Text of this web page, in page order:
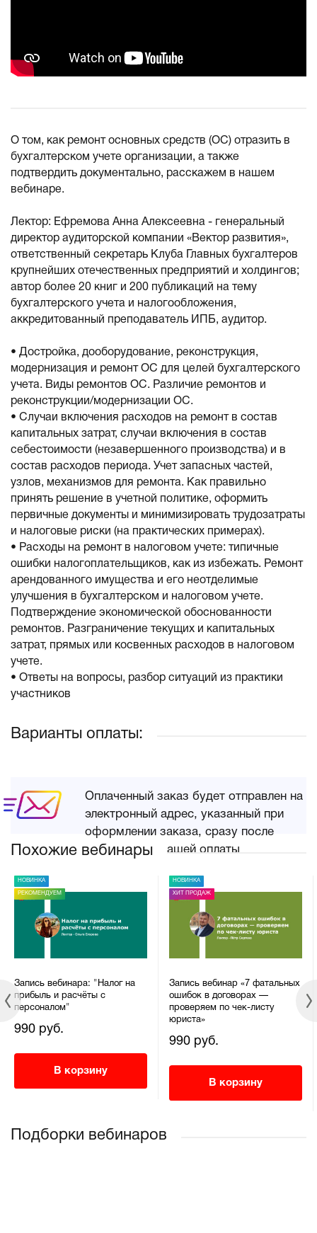
О том, как ремонт основных средств (ОС) отразить в
бухгалтерском учете организации, а также
подтвердить документально, расскажем в нашем
вебинаре.
Лектор: Ефремова Анна Алексеевна - генеральный
директор аудиторской компании «Вектор развития»,
ответственный секретарь Клуба Главных бухгалтеров
крупнейших отечественных предприятий и холдингов;
автор более 20 книг и 200 публикаций на тему
бухгалтерского учета и налогообложения,
аккредитованный преподаватель ИПБ, аудитор.
• Достройка, дооборудование, реконструкция,
модернизация и ремонт ОС для целей бухгалтерского
учета. Виды ремонтов ОС. Различие ремонтов и
реконструкции/модернизации ОС.
• Случаи включения расходов на ремонт в состав
капитальных затрат, случаи включения в состав
себестоимости (незавершенного производства) и в
состав расходов периода. Учет запасных частей,
узлов, механизмов для ремонта. Как правильно
принять решение в учетной политике, оформить
первичные документы и минимизировать трудозатраты
и налоговые риски (на практических примерах).
• Расходы на ремонт в налоговом учете: типичные
ошибки налогоплательщиков, как из избежать. Ремонт
арендованного имущества и его неотделимые
улучшения в бухгалтерском и налоговом учете.
Подтверждение экономической обоснованности
ремонтов. Разграничение текущих и капитальных
затрат, прямых или косвенных расходов в налоговом
учете.
• Ответы на вопросы, разбор ситуаций из практики
участников
Варианты оплаты:
Оплаченный заказ будет отправлен на
электронный адрес, указанный при
оформлении заказа, сразу после
поступления Вашей оплаты
Похожие вебинары
НОВИНКА
РЕКОМЕНДУЕМ
Запись вебинара: "Налог на
прибыль и расчёты с
персоналом"
990 руб.
В корзину
НОВИНКА
ХИТ ПРОДАЖ
Запись вебинар «7 фатальных
ошибок в договорах —
проверяем по чек-листу
юриста»
990 руб.
В корзину
Подборки вебинаров